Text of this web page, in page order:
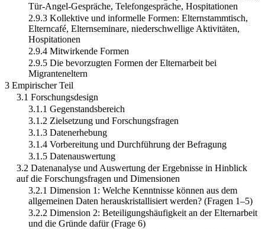
Tür-Angel-Gespräche, Telefongespräche, Hospitationen
2.9.3 Kollektive und informelle Formen: Elternstammtisch,
Elterncafé, Elternseminare, niederschwellige Aktivitäten,
Hospitationen
2.9.4 Mitwirkende Formen
2.9.5 Die bevorzugten Formen der Elternarbeit bei
Migranteneltern
3 Empirischer Teil
3.1 Forschungsdesign
3.1.1 Gegenstandsbereich
3.1.2 Zielsetzung und Forschungsfragen
3.1.3 Datenerhebung
3.1.4 Vorbereitung und Durchführung der Befragung
3.1.5 Datenauswertung
3.2 Datenanalyse und Auswertung der Ergebnisse in Hinblick
auf die Forschungsfragen und Dimensionen
3.2.1 Dimension 1: Welche Kenntnisse können aus dem
allgemeinen Daten herauskristallisiert werden? (Fragen 1–5)
3.2.2 Dimension 2: Beteiligungshäufigkeit an der Elternarbeit
und die Gründe dafür (Frage 6)